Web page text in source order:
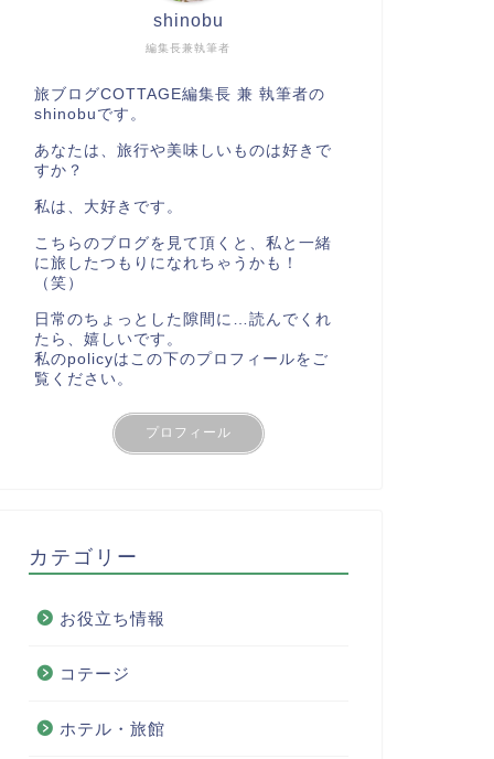
編集長兼執筆者
shinobu
旅ブログCOTTAGE編集長 兼 執筆者の
shinobuです。
あなたは、旅行や美味しいものは好きで
すか？
私は、大好きです。
こちらのブログを見て頂くと、私と一緒
に旅したつもりになれちゃうかも！
（笑）
日常のちょっとした隙間に…読んでくれ
たら、嬉しいです。
私のpolicyはこの下のプロフィールをご
覧ください。
プロフィール
カテゴリー
お役立ち情報
コテージ
ホテル・旅館